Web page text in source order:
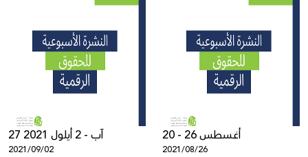
27 آب - 2 أيلول 2021
2021/09/02
20 - 26 أغسطس
2021/08/26